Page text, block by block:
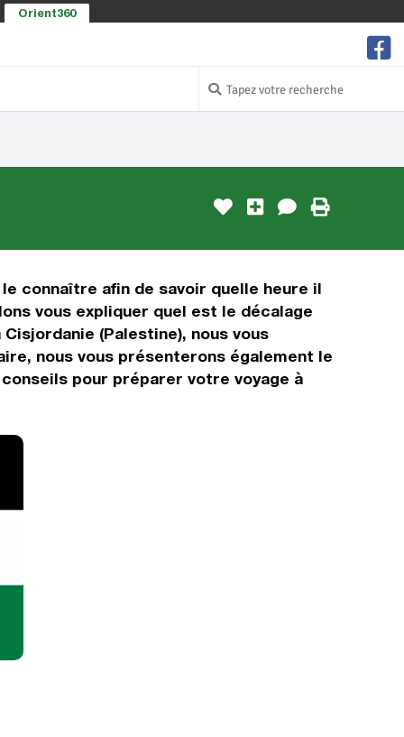
Orient360
connaître afin de savoir quelle heure il
vous expliquer quel est le décalage
(Palestine), nous vous
nous vous présenterons également le
pour préparer votre voyage à